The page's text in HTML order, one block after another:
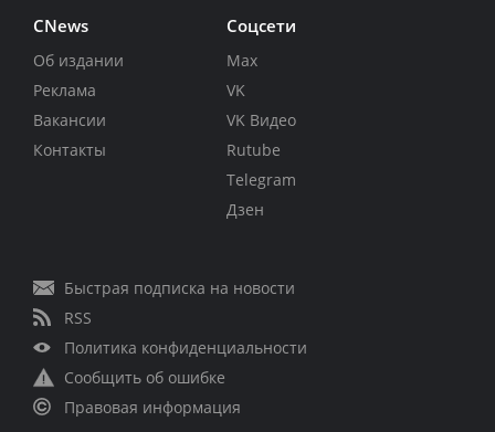
CNews
Об издании
Реклама
Вакансии
Контакты
Соцсети
Max
VK
VK Видео
Rutube
Telegram
Дзен
Быстрая подписка на новости
RSS
Политика конфиденциальности
Сообщить об ошибке
Правовая информация